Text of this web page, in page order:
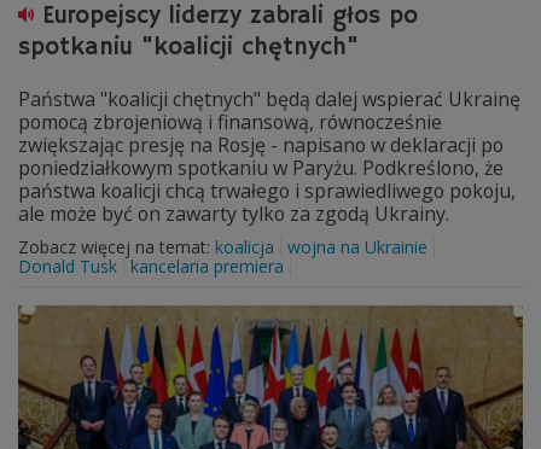
Europejscy liderzy zabrali głos po
spotkaniu "koalicji chętnych"
Państwa "koalicji chętnych" będą dalej wspierać Ukrainę
pomocą zbrojeniową i finansową, równocześnie
zwiększając presję na Rosję - napisano w deklaracji po
poniedziałkowym spotkaniu w Paryżu. Podkreślono, że
państwa koalicji chcą trwałego i sprawiedliwego pokoju,
ale może być on zawarty tylko za zgodą Ukrainy.
Zobacz więcej na temat: koalicja
wojna na Ukrainie
Donald Tusk
kancelaria premiera